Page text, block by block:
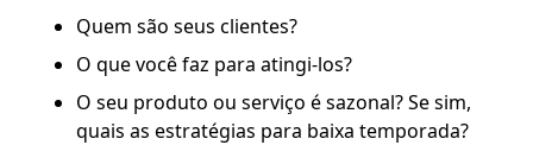
Quem são seus clientes?
O que você faz para atingi-los?
O seu produto ou serviço é sazonal? Se sim,
quais as estratégias para baixa temporada?